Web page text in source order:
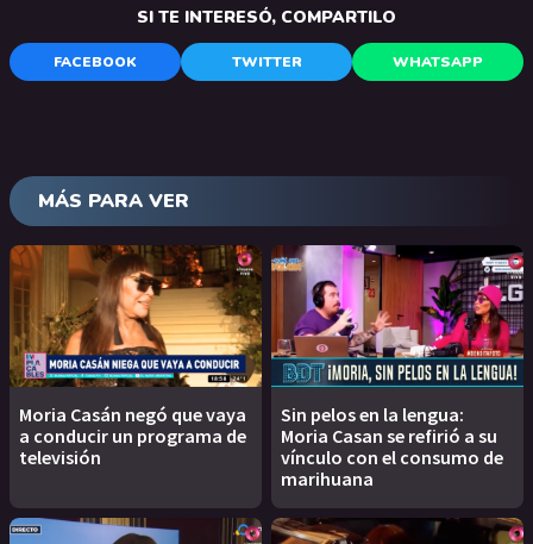
SI TE INTERESÓ, COMPARTILO
FACEBOOK TWITTER WHATSAPP
MÁS PARA VER
Moria Casán negó que vaya
a conducir un programa de
televisión
Sin pelos en la lengua:
Moria Casan se refirió a su
vínculo con el consumo de
marihuana